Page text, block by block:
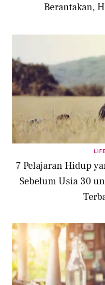
Berantakan,
7 Pelajaran Hidup
Sebelum Usia 30